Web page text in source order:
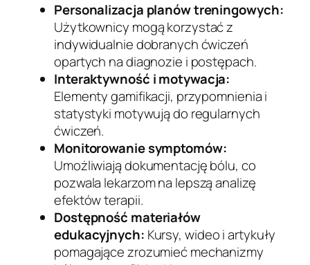
Personalizacja planów treningowych:
Użytkownicy mogą korzystać z
indywidualnie dobranych ćwiczeń
opartych na diagnozie i postępach.
Interaktywność i motywacja:
Elementy gamifikacji, przypomnienia i
statystyki motywują do regularnych
ćwiczeń.
Monitorowanie symptomów:
Umożliwiają dokumentację bólu, co
pozwala lekarzom na lepszą analizę
efektów terapii.
Dostępność materiałów
edukacyjnych: Kursy, wideo i artykuły
pomagające zrozumieć mechanizmy